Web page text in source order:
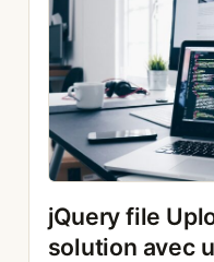
jQuery file
solution avec